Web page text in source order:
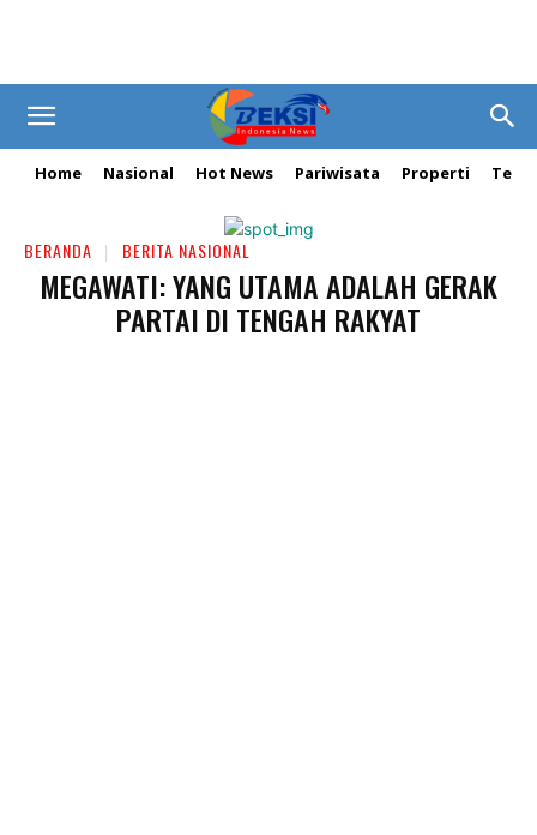
Home Nasional Hot News Pariwisata Properti
BERANDA BERITA NASIONAL
MEGAWATI: YANG UTAMA ADALAH GERAK
PARTAI DI TENGAH RAKYAT